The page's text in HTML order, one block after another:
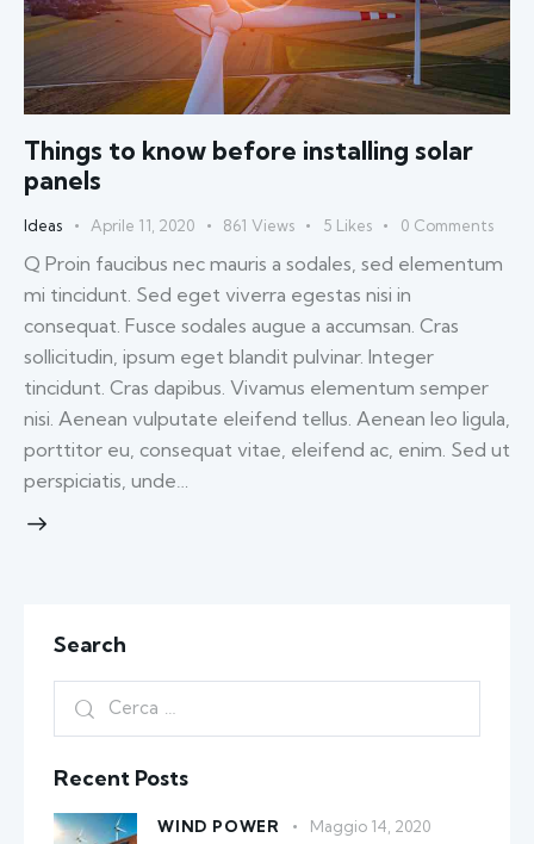
Things to know before installing solar
panels
Ideas Aprile 11, 2020 861 Views 5 Likes 0 Comments
Q Proin faucibus nec mauris a sodales, sed elementum
mi tincidunt. Sed eget viverra egestas nisi in
consequat. Fusce sodales augue a accumsan. Cras
sollicitudin, ipsum eget blandit pulvinar. Integer
tincidunt. Cras dapibus. Vivamus elementum semper
nisi. Aenean vulputate eleifend tellus. Aenean leo ligula,
porttitor eu, consequat vitae, eleifend ac, enim. Sed ut
perspiciatis, unde…
Search
Recent Posts
WIND POWER Maggio 14, 2020